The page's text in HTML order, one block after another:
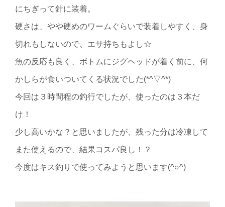
にちぎって針に装着。
硬さは、やや硬めのワームぐらいで装着しやすく、身
切れもしないので、エサ持ちもよし☆
魚の反応も良く、ボトムにジグヘッドが着く前に、何
かしらが食いついてくる状況でした(*^▽^*)
今回は３時間程の釣行でしたが、使ったのは３本だ
け！
少し高いかな？と思いましたが、残った分は冷凍して
また使えるので、結果コスパ良し！？
今度はキス釣りで使ってみようと思います(^○^)